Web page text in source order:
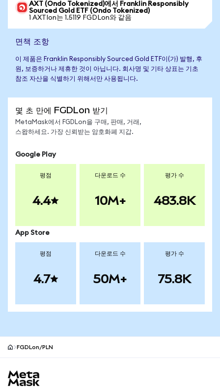
AXT (Ondo Tokenized)에서 Franklin Responsibly
Sourced Gold ETF (Ondo Tokenized)
1 AXTIon는 1.5119 FGDLon와 같음
면책 조항
이 제품은 Franklin Responsibly Sourced Gold ETF이(가) 발행, 후
원, 보증하거나 제휴한 것이 아닙니다. 회사명 및 기타 상표는 기초
참조 자산을 식별하기 위해서만 사용됩니다.
몇 초 만에 FGDLon 받기
MetaMask에서 FGDLon을 구매, 판매, 거래,
스왑하세요. 가장 신뢰받는 암호화폐 지갑.
Google Play
평점
4.4
다운로드 수
10M+
평가 수
483.8K
App Store
평점
4.7
다운로드 수
50M+
평가 수
75.8K
FGDLon/PLN